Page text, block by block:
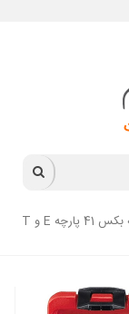
جعبه بکس 41 پارچه E و T